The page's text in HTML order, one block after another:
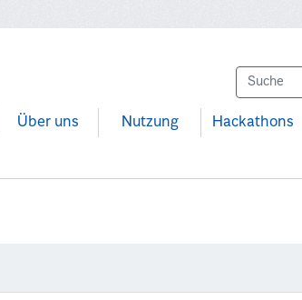
Über uns Nutzung Hackathons